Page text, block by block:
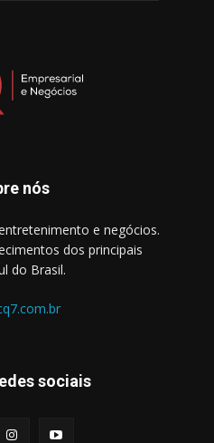
nós
e negócios.
dos principais
do Brasil.
sociais